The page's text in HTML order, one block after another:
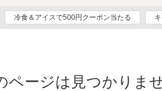
冷食＆アイスで500円クーポン当たる
ページは見つかりま